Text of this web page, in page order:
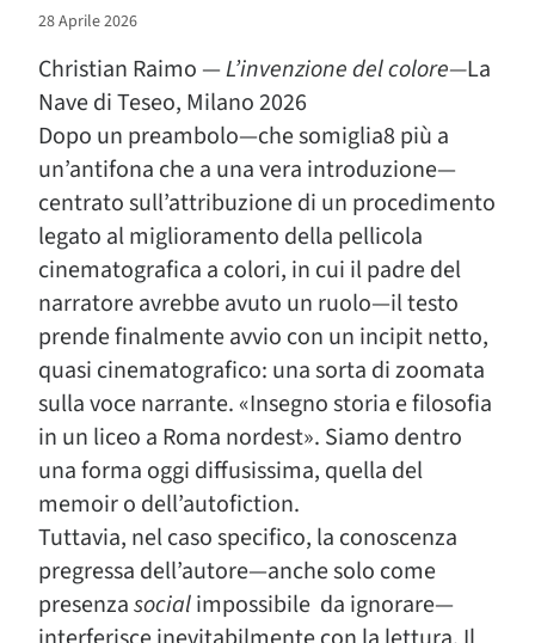
28 Aprile 2026
Christian Raimo —L’invenzionedel colore—La
Nave di Teseo, Milano 2026
Dopo un preambolo—che somiglia8 più a
un’antifona che a una vera introduzione—
centrato sull’attribuzione di un procedimento
legato al miglioramento della pellicola
cinematografica a colori, in cui il padre del
narratore avrebbe avuto un ruolo—il testo
prende finalmente avvio con un incipit netto,
quasi cinematografico: una sorta di zoomata
sulla voce narrante. «Insegno storia e filosofia
in un liceo a Roma nordest». Siamo dentro
una forma oggi diffusissima, quella del
memoir o dell’autofiction.
Tuttavia, nel caso specifico, la conoscenza
pregressa dell’autore—anche solo come
presenzasocialimpossibile da ignorare—